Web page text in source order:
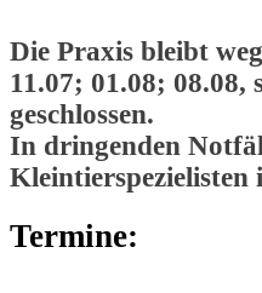
Die Praxis bleibt
11.07; 01.08; 08.08,
geschlossen.
In dringenden
Kleintierspezielisten
Termine: